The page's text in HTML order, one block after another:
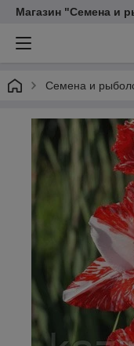
Магазин "Семена и
Семена и